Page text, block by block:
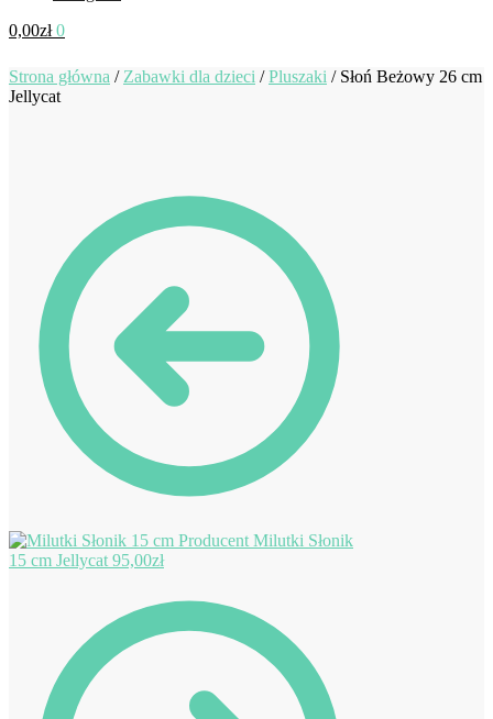
0,00zł 0
Strona główna / Zabawki dla dzieci /Pluszaki / Słoń Beżowy 26 cm
Jellycat
Milutki Słonik
15 cm Jellycat 95,00zł